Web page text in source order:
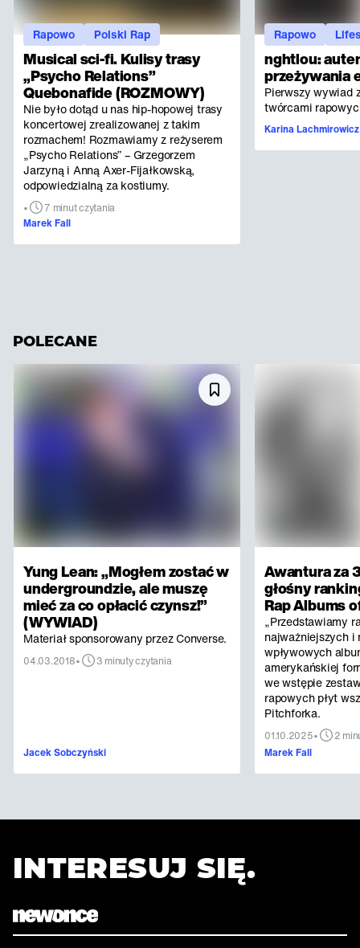
Musical sci-fi. Kulisy trasy
„Psycho Relations”
Quebonafide (ROZMOWY)
Nie było dotąd u nas hip-hopowej trasy
koncertowej zrealizowanej z takim
rozmachem! Rozmawiamy z reżyserem
„Psycho Relations” – Grzegorzem
Jarzyną i Anną Axer-Fijałkowską,
odpowiedzialną za kostiumy.
•
7 minut czytania
Marek Fall
Rapowo Polski Rap
nghtlou:
przeżywania
Pierwszy wywiad
twórcami
Karina Lachmirowicz
Rapowo
POLECANE
Yung Lean: „Mogłem zostać w
undergroundzie, ale muszę
mieć za co opłacić czynsz!”
(WYWIAD)
Materiał sponsorowany przez Converse.
04.03.2018• 3 minuty czytania
Jacek Sobczyński
Awantura za
głośny
Rap Albums
„Przedstawiamy
najważniejszych i
wpływowych
amerykańskiej
we wstępie
rapowych płyt
Pitchforka.
01.10.2025•
2
Marek Fall
INTERESUJ SIĘ.